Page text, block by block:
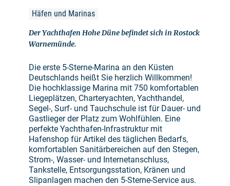
Häfen und Marinas
Der Yachthafen Hohe Düne befindet sich in Rostock
Warnemünde.
Die erste 5-Sterne-Marina an den Küsten
Deutschlands heißt Sie herzlich Willkommen!
Die hochklassige Marina mit 750 komfortablen
Liegeplätzen, Charteryachten, Yachthandel,
Segel-, Surf- und Tauchschule ist für Dauer- und
Gastlieger der Platz zum Wohlfühlen. Eine
perfekte Yachthafen-Infrastruktur mit
Hafenshop für Artikel des täglichen Bedarfs,
komfortablen Sanitärbereichen auf den Stegen,
Strom-, Wasser- und Internetanschluss,
Tankstelle, Entsorgungsstation, Kränen und
Slipanlagen machen den 5-Sterne-Service aus.